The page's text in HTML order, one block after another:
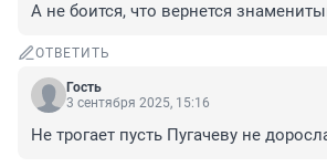
А не боится, что вернется
ОТВЕТИТЬ
Гость
3 сентября 2025, 15:16
Не трогает пусть Пугачеву не